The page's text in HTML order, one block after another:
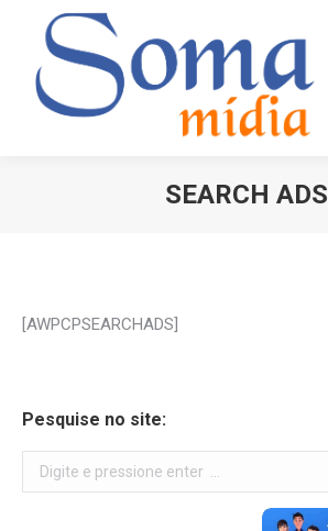
SEARCH ADS
[AWPCPSEARCHADS]
Pesquise no site:
Search: